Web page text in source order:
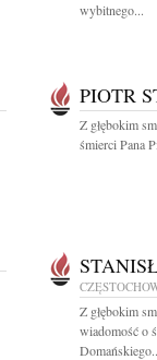
wybitnego...
PIOTR
Z głębokim
śmierci Pana
Z głębokim
wiadomość o